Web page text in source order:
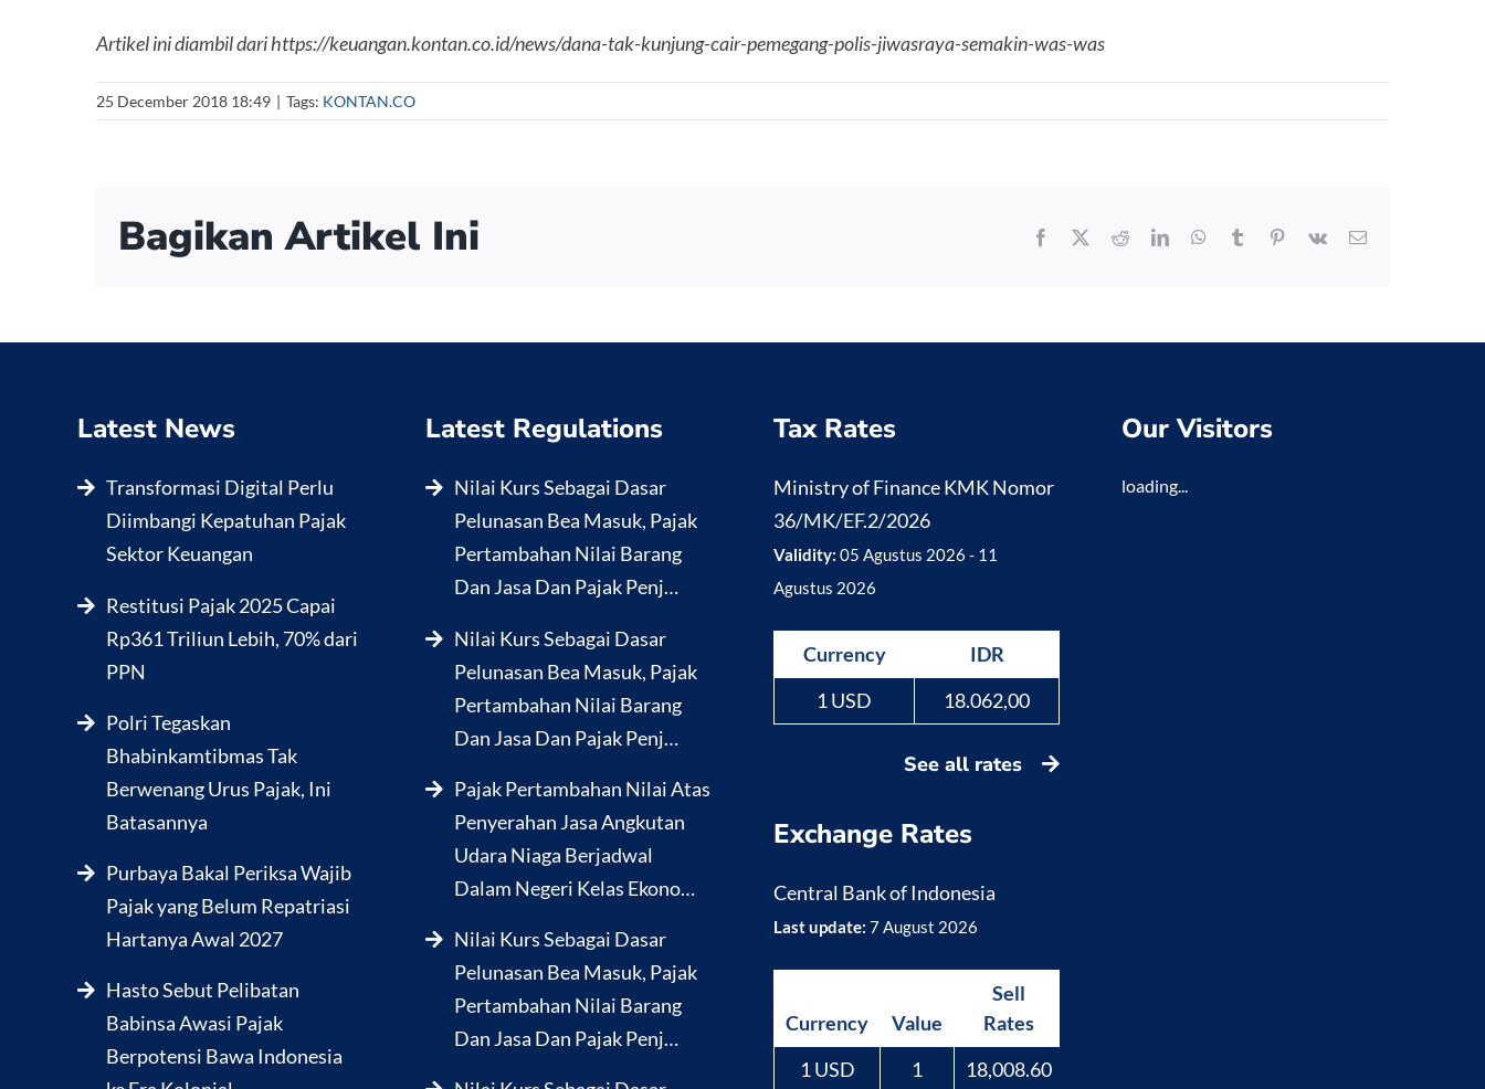
Artikel ini diambil dari https://keuangan.kontan.co.id/news/dana-tak-kunjung-cair-pemegang-polis-jiwasraya-semakin-was-was
25 December 2018 18:49 | Tags: KONTAN.CO
Bagikan Artikel Ini Facebook RedditLinkedInWhatsApp
Tumblr Pinterest
Vk Email
Latest News
Transformasi Digital Perlu
Diimbangi Kepatuhan Pajak
Sektor Keuangan
Restitusi Pajak 2025 Capai
Rp361 Triliun Lebih, 70% dari
PPN
Polri Tegaskan
Bhabinkamtibmas Tak
Berwenang Urus Pajak, Ini
Batasannya
Purbaya Bakal Periksa Wajib
Pajak yang Belum Repatriasi
Hartanya Awal 2027
Hasto Sebut Pelibatan
Babinsa Awasi Pajak
Berpotensi Bawa Indonesia
Latest Regulations
Nilai Kurs Sebagai Dasar
Pelunasan Bea Masuk, Pajak
Pertambahan Nilai Barang
Dan Jasa Dan Pajak Penj…
Nilai Kurs Sebagai Dasar
Pelunasan Bea Masuk, Pajak
Pertambahan Nilai Barang
Dan Jasa Dan Pajak Penj…
Pajak Pertambahan Nilai Atas
Penyerahan Jasa Angkutan
Udara Niaga Berjadwal
Dalam Negeri Kelas Ekono…
Nilai Kurs Sebagai Dasar
Pelunasan Bea Masuk, Pajak
Pertambahan Nilai Barang
Dan Jasa Dan Pajak Penj…
Tax Rates
Ministry of Finance KMK Nomor
36/MK/EF.2/2026
Validity: 05 Agustus 2026 - 11
Agustus 2026
Currency
IDR
1 USD
18.062,00
See all rates
Exchange Rates
Central Bank of Indonesia
Last update: 7 August 2026
Currency Value
Sell
Rates
1 USD
1 18,008.60
Our Visitors
loading...